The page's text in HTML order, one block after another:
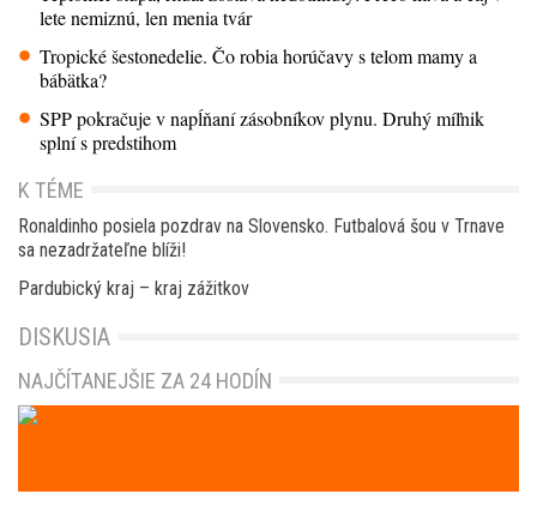
lete nemiznú, len menia tvár
Tropické šestonedelie. Čo robia horúčavy s telom mamy a
bábätka?
SPP pokračuje v napĺňaní zásobníkov plynu. Druhý míľnik
splní s predstihom
K TÉME
Ronaldinho posiela pozdrav na Slovensko. Futbalová šou v Trnave
sa nezadržateľne blíži!
Pardubický kraj – kraj zážitkov
DISKUSIA
NAJČÍTANEJŠIE ZA 24 HODÍN